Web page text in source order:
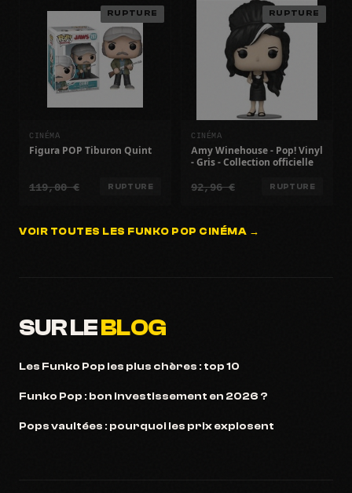
RUPTURE
CINÉMA
Figura POP Tiburon Quint
119,00 € RUPTURE
RUPTURE
CINÉMA
Amy Winehouse - Pop! Vinyl
- Gris - Collection officielle
92,96 € RUPTURE
VOIR TOUTES LES FUNKO POP CINÉMA →
SUR LEBLOG
Les Funko Pop les plus chères : top 10
Funko Pop : bon investissement en 2026 ?
Pops vaultées : pourquoi les prix explosent